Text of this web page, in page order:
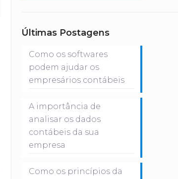
Últimas Postagens
Como os softwares
podem ajudar os
empresários contábeis
A importância de
analisar os dados
contábeis da sua
empresa
Como os princípios da